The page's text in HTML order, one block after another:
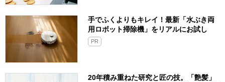
手でふくよりもキレイ！最新「水ぶき両
用ロボット掃除機」をリアルにお試し
PR
20年積み重ねた研究と匠の技。「艶髪」